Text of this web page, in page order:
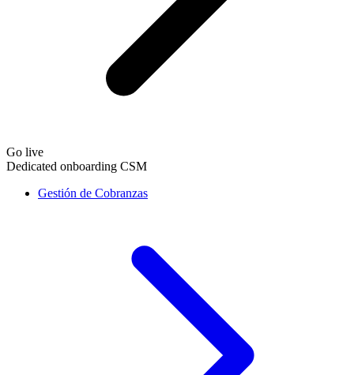
Go live
Dedicated onboarding CSM
Gestión de Cobranzas